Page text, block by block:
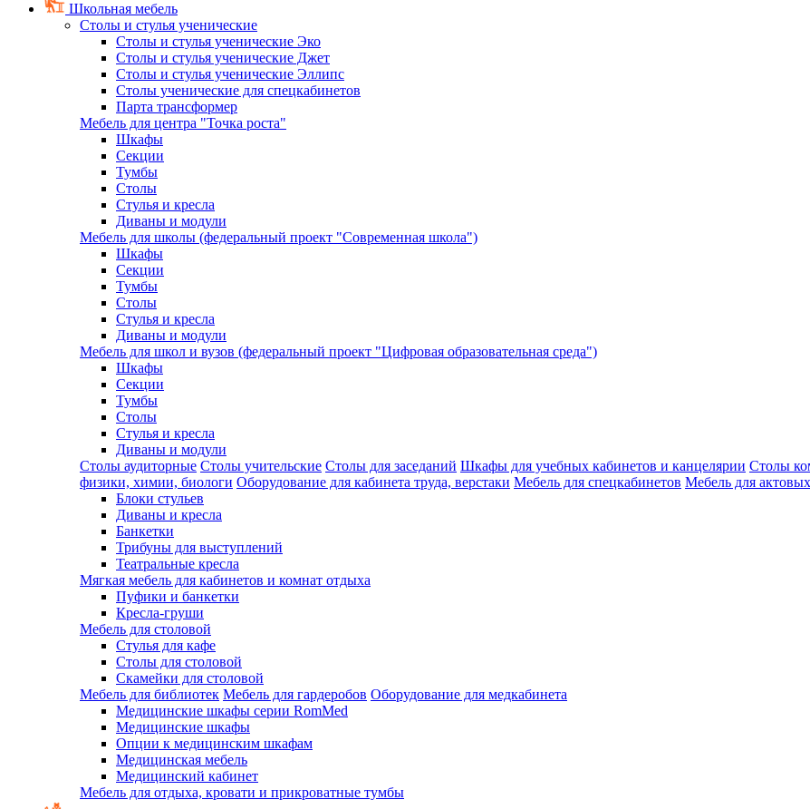
Школьная мебель
Столы и стулья ученические
Столы и стулья ученические Эко
Столы и стулья ученические Джет
Столы и стулья ученические Эллипс
Столы ученические для спецкабинетов
Парта трансформер
Мебель для центра "Точка роста"
Шкафы
Секции
Тумбы
Столы
Стулья и кресла
Диваны и модули
Мебель для школы (федеральный проект "Современная школа")
Шкафы
Секции
Тумбы
Столы
Стулья и кресла
Диваны и модули
Мебель для школ и вузов (федеральный проект "Цифровая образовательная среда")
Шкафы
Секции
Тумбы
Столы
Стулья и кресла
Диваны и модули
Столы аудиторные Столы учительские Столы для заседаний Шкафы для учебных кабинетов и канцелярии Столы
физики, химии, биологи Оборудование для кабинета труда, верстаки Мебель для спецкабинетов Мебель для
Блоки стульев
Диваны и кресла
Банкетки
Трибуны для выступлений
Театральные кресла
Мягкая мебель для кабинетов и комнат отдыха
Пуфики и банкетки
Кресла-груши
Мебель для столовой
Cтулья для кафе
Cтолы для столовой
Скамейки для столовой
Мебель для библиотек Мебель для гардеробов Оборудование для медкабинета
Медицинские шкафы серии RomMed
Медицинские шкафы
Опции к медицинским шкафам
Медицинская мебель
Медицинский кабинет
Мебель для отдыха, кровати и прикроватные тумбы